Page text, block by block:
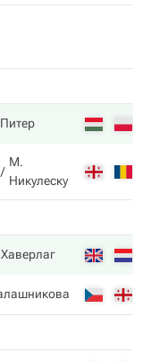
М.
Никулеску